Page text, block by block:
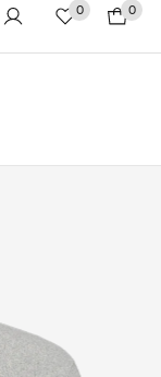
0 0